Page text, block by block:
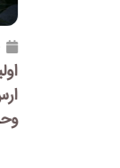
ارس -
وحش-